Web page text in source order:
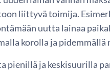
liittyvä toimija.
uutta lainaa
korolla ja
pienillä ja keskisuurilla